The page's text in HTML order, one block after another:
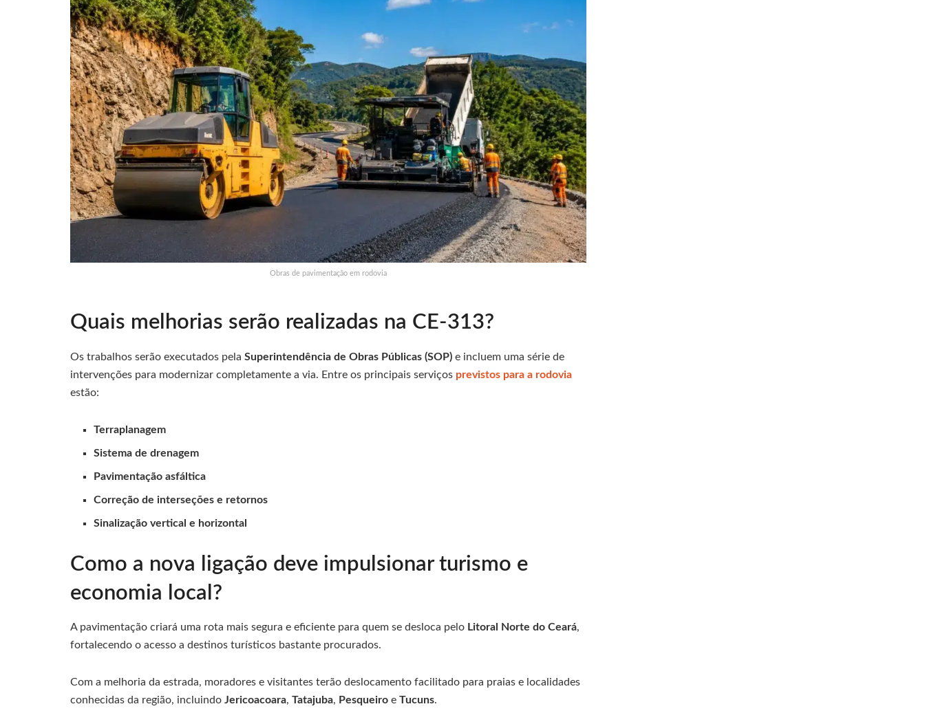
Obras de pavimentação em rodovia
Quais melhorias serão realizadas na CE-313?
Os trabalhos serão executados pela Superintendência de Obras Públicas (SOP) e incluem uma série de
intervenções para modernizar completamente a via. Entre os principais serviços previstos para a rodovia
estão:
Terraplanagem
Sistema de drenagem
Pavimentação asfáltica
Correção de interseções e retornos
Sinalização vertical e horizontal
Como a nova ligação deve impulsionar turismo e
economia local?
A pavimentação criará uma rota mais segura e eficiente para quem se desloca pelo Litoral Norte do Ceará,
fortalecendo o acesso a destinos turísticos bastante procurados.
Com a melhoria da estrada, moradores e visitantes terão deslocamento facilitado para praias e localidades
conhecidas da região, incluindo Jericoacoara, Tatajuba, Pesqueiro e Tucuns.